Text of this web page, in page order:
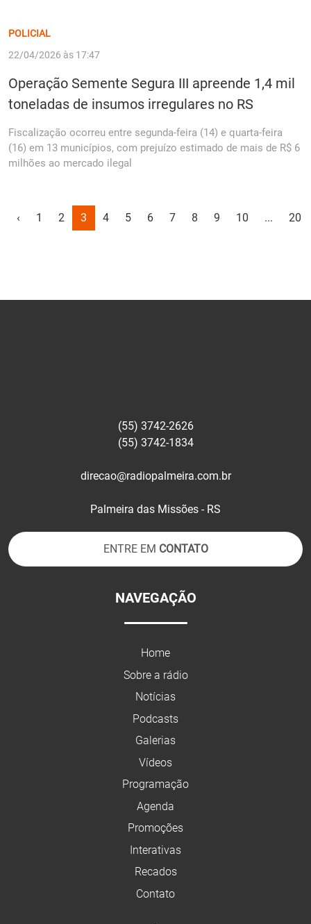
POLICIAL
22/04/2026 às 17:47
Operação Semente Segura III apreende 1,4 mil
toneladas de insumos irregulares no RS
Fiscalização ocorreu entre segunda-feira (14) e quarta-feira
(16) em 13 municípios, com prejuízo estimado de mais de R$ 6
milhões ao mercado ilegal
‹ 1 2 3 4 5 6 7 8 9 10 ... 20
(55) 3742-2626
(55) 3742-1834
direcao@radiopalmeira.com.br
Palmeira das Missões - RS
ENTRE EM CONTATO
NAVEGAÇÃO
Home
Sobre a rádio
Notícias
Podcasts
Galerias
Vídeos
Programação
Agenda
Promoções
Interativas
Recados
Contato